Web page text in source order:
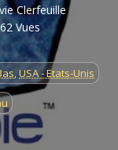
Clerfeuille
62 Vues
,USA - Etats-Unis